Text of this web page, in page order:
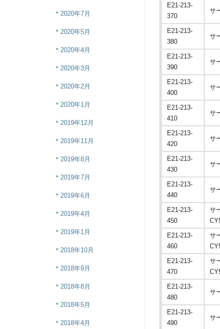
E21-213-
370
サ
E21-213-
380
サ
E21-213-
390
サ
E21-213-
400
サ
E21-213-
410
サ
E21-213-
420
サ
E21-213-
430
サ
E21-213-
440
サ
E21-213-
450
サ
E21-213-
460
サ
E21-213-
470
サ
E21-213-
480
サ
E21-213-
490
サ
2020年7月
2020年5月
2020年4月
2020年3月
2020年2月
2020年1月
2019年12月
2019年11月
2019年8月
2019年7月
2019年6月
2019年4月
2019年1月
2018年10月
2018年9月
2018年8月
2018年5月
2018年4月